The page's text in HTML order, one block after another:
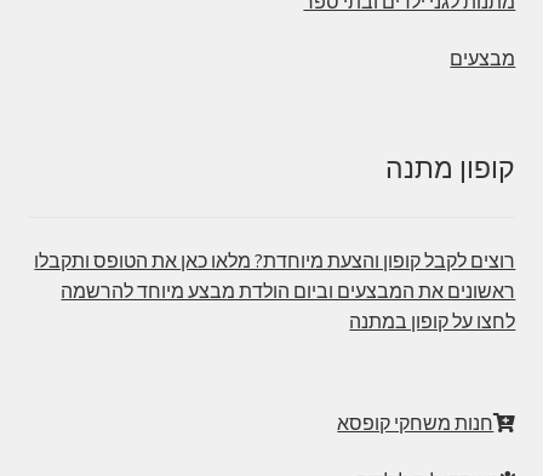
מבצעים
קופון מתנה
רוצים לקבל קופון והצעת מיוחדת? מלאו כאן את הטופס ותקבלו
ראשונים את המבצעים וביום הולדת מבצע מיוחד להרשמה
לחצו על קופון במתנה
חנות משחקי קופסא